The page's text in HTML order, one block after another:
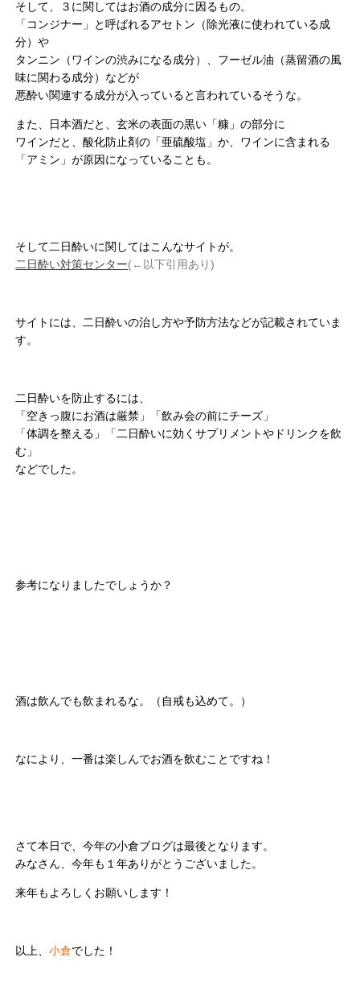
そして、３に関してはお酒の成分に因るもの。
「コンジナー」と呼ばれるアセトン（除光液に使われている成
分）や
タンニン（ワインの渋みになる成分）、フーゼル油（蒸留酒の風
味に関わる成分）などが
悪酔い関連する成分が入っていると言われているそうな。
また、日本酒だと、玄米の表面の黒い「糠」の部分に
ワインだと、酸化防止剤の「亜硫酸塩」か、ワインに含まれる
「アミン」が原因になっていることも。
そして二日酔いに関してはこんなサイトが。
二日酔い対策センター(←以下引用あり)
サイトには、二日酔いの治し方や予防方法などが記載されていま
す。
二日酔いを防止するには、
「空きっ腹にお酒は厳禁」「飲み会の前にチーズ」
「体調を整える」「二日酔いに効くサプリメントやドリンクを飲
む」
などでした。
参考になりましたでしょうか？
酒は飲んでも飲まれるな。（自戒も込めて。）
なにより、一番は楽しんでお酒を飲むことですね！
さて本日で、今年の小倉ブログは最後となります。
みなさん、今年も１年ありがとうございました。
来年もよろしくお願いします！
以上、小倉でした！